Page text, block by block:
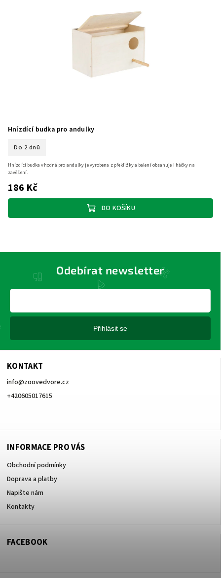
Hnízdící budka pro andulky
Do 2 dnů
186 Kč
DO KOŠÍKU
Hnízdící budka vhodná pro andulky je vyrobena z překližky a balení obsahuje i háčky na
zavěšení.
KONTAKT
info@zoovedvore.cz
+420605017615
INFORMACE PRO VÁS
Obchodní podmínky
Doprava a platby
Napište nám
Kontakty
Odebírat newsletter
Přihlásit se
FACEBOOK